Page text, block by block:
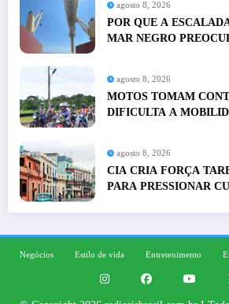
agosto 8, 2026
POR QUE A
MAR NEGRO
agosto 8, 2026
MOTOS TOMAM
DIFICULTA A
agosto 8, 2026
CIA CRIA FORÇA
PARA PRESSIONAR CUBA
Negócios Estilo de vida Entretenimento